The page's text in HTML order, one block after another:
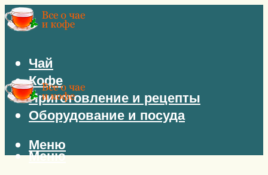
Чай
Кофе
Приготовление и рецепты
Оборудование и посуда
Меню
Меню